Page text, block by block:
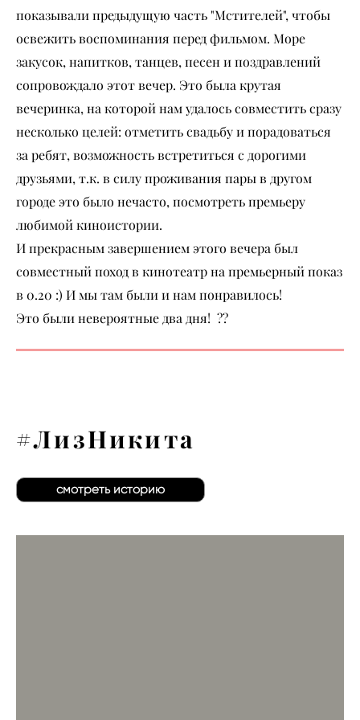
показывали предыдущую часть "Мстителей", чтобы
освежить воспоминания перед фильмом. Море
закусок, напитков, танцев, песен и поздравлений
сопровождало этот вечер. Это была крутая
вечеринка, на которой нам удалось совместить сразу
несколько целей: отметить свадьбу и порадоваться
за ребят, возможность встретиться с дорогими
друзьями, т.к. в силу проживания пары в другом
городе это было нечасто, посмотреть премьеру
любимой киноистории.
И прекрасным завершением этого вечера был
совместный поход в кинотеатр на премьерный показ
в 0.20 :) И мы там были и нам понравилось!
Это были невероятные два дня! ??
#ЛизНикита
смотреть историю